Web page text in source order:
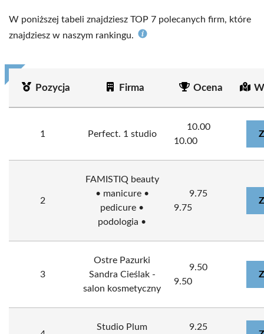
W poniższej tabeli znajdziesz TOP 7 polecanych firm, które
znajdziesz w naszym rankingu.
Pozycja Firma Ocena
1 Perfect. 1 studio
10.00
10.00
2
FAMISTIQ beauty
• manicure •
pedicure •
podologia •
9.75
9.75
3
Ostre Pazurki
Sandra Cieślak -
salon kosmetyczny
9.50
9.50
Studio Plum
9.25